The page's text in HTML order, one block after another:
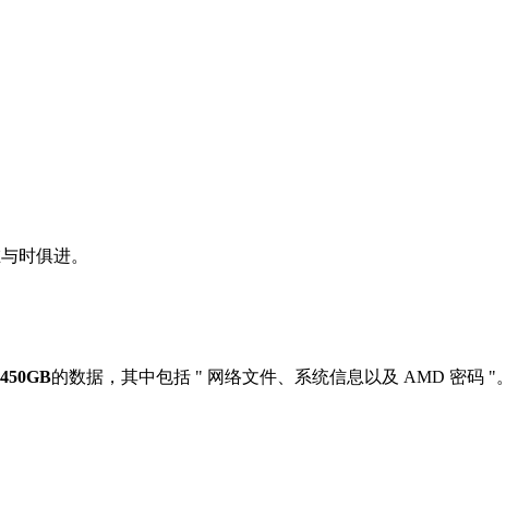
时俱进。
450GB的数据，其中包括 " 网络文件、系统信息以及 AMD 密码 "。